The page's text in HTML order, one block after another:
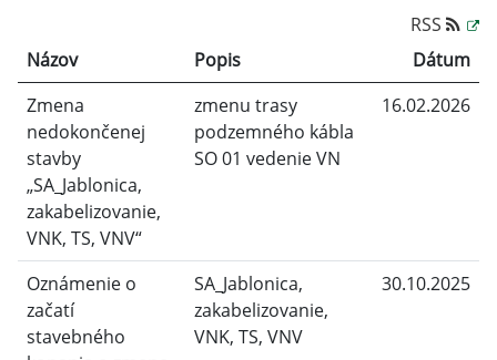
RSS
Názov
Popis
Dátum
Zmena
nedokončenej
stavby
„SA_Jablonica,
zakabelizovanie,
VNK, TS, VNV“
zmenu trasy
podzemného kábla
SO 01 vedenie VN
16.02.2026
Oznámenie o
začatí
stavebného
SA_Jablonica,
zakabelizovanie,
VNK, TS, VNV
30.10.2025